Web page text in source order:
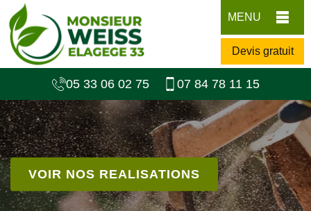
MENU
Devis gratuit
05 33 06 02 75 07 84 78 11 15
VOIR NOS REALISATIONS